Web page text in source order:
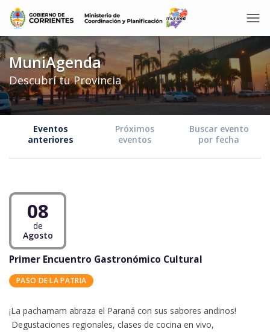
MuniAgenda
Descubrí tu Provincia
Eventos
anteriores
Próximos
eventos
Buscar evento
por fecha
08
de
Agosto
Primer Encuentro Gastronómico Cultural
PASO DE LA PATRIA
¡La pachamam abraza el Paraná con sus sabores andinos!
Degustaciones regionales, clases de cocina en vivo,